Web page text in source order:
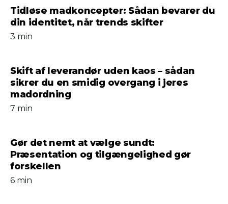
Tidløse madkoncepter: Sådan bevarer du
din identitet, når trends skifter
3 min
Skift af leverandør uden kaos – sådan
sikrer du en smidig overgang i jeres
madordning
7 min
Gør det nemt at vælge sundt:
Præsentation og tilgængelighed gør
forskellen
6 min